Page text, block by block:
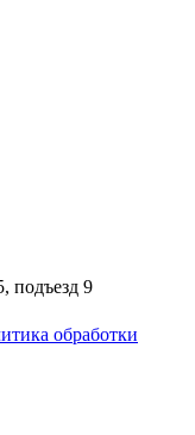
подъезд 9
обработки